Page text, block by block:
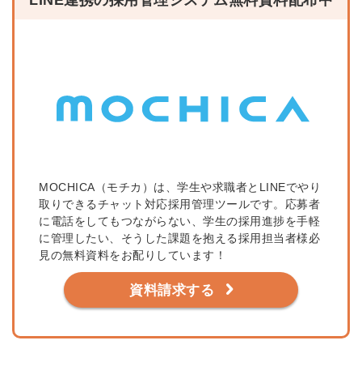
MOCHICA（モチカ）は、学生や求職者とLINEでやり
取りできるチャット対応採用管理ツールです。応募者
に電話をしてもつながらない、学生の採用進捗を手軽
に管理したい、そうした課題を抱える採用担当者様必
見の無料資料をお配りしています！
資料請求する